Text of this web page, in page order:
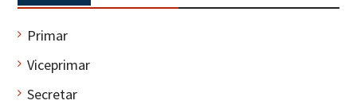
Primar
Viceprimar
Secretar